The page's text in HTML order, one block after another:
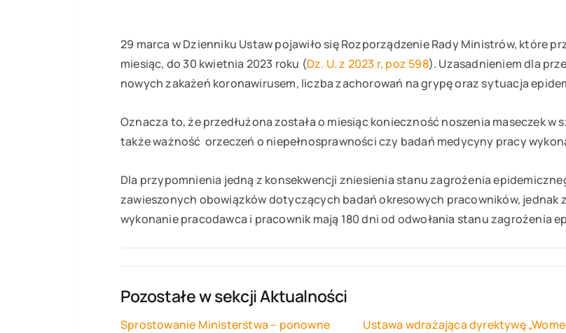
29 marca w Dzienniku Ustaw pojawiło się Rozporządzenie Rady Ministrów, które
miesiąc, do 30 kwietnia 2023 roku (Dz. U. z 2023 r, poz 598). Uzasadnieniem dla
nowych zakażeń koronawirusem, liczba zachorowań na grypę oraz sytuacja
Oznacza to, że przedłużona została o miesiąc konieczność noszenia maseczek
także ważność orzeczeń o niepełnosprawności czy badań medycyny pracy
Dla przypomnienia jedną z konsekwencji zniesienia stanu zagrożenia
zawieszonych obowiązków dotyczących badań okresowych pracowników, jednak
wykonanie pracodawca i pracownik mają 180 dni od odwołania stanu zagrożenia
Pozostałe w sekcjiAktualności
Sprostowanie Ministerstwa – ponowne
Ustawa wdrażająca dyrektywę